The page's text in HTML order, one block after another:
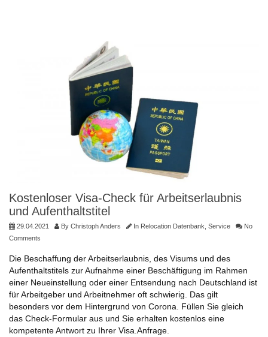
Kostenloser Visa-Check für Arbeitserlaubnis
und Aufenthaltstitel
29.04.2021 By Christoph Anders In Relocation Datenbank Service
No
Comments
Die Beschaffung der Arbeitserlaubnis, des Visums und des
Aufenthaltstitels zur Aufnahme einer Beschäftigung im Rahmen
einer Neueinstellung oder einer Entsendung nach Deutschland ist
für Arbeitgeber und Arbeitnehmer oft schwierig. Das gilt
besonders vor dem Hintergrund von Corona. Füllen Sie gleich
das Check-Formular aus und Sie erhalten kostenlos eine
kompetente Antwort zu Ihrer Visa.Anfrage.